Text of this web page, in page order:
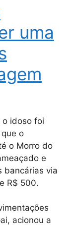
uma
o idoso foi
o
o Morro do
e
bancárias via
R$ 500.
acionou a